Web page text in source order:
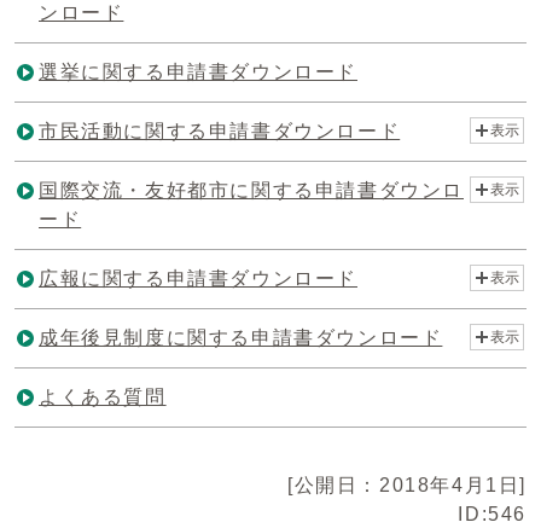
ンロード
選挙に関する申請書ダウンロード
市民活動に関する申請書ダウンロード 表示
国際交流・友好都市に関する申請書ダウンロ
ード
表示
広報に関する申請書ダウンロード 表示
成年後見制度に関する申請書ダウンロード 表示
よくある質問
[公開日：2018年4月1日]
ID:546